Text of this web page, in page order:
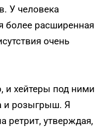
У человека
более расширенная
очень
и хейтеры под ними
и розыгрыш. Я
ретрит, утверждая,